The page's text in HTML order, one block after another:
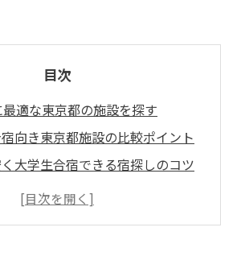
目次
適な東京都の施設を探す
向き東京都施設の比較ポイント
大学生合宿できる宿探しのコツ
クル合宿に人気な東京都内施設と